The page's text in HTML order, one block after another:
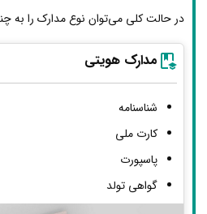
در حالت کلی می‌توان نوع مدارک را به
مدارک هویتی
شناسنامه
کارت ملی
پاسپورت
گواهی تولد